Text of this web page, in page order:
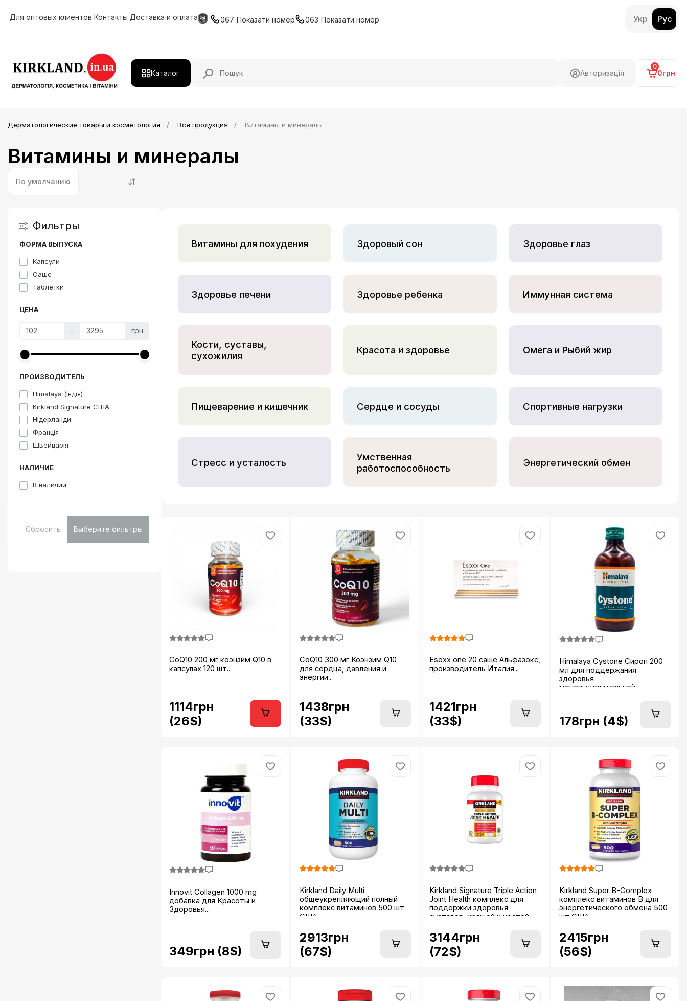
Для оптовых клиентов Контакты Доставка и оплата 067 Показати номер 063 Показати номер Укр Рус
Каталог Авторизація
0
0грн
Дерматологическая продукция
Витамины и минералы
Косметология
Профессиональная косметика
Здоровье и питание
ТОП товары
Акции
Вся продукция
Інформація
Виробники
Дерматологические товары и косметология Вся продукция Витамины и минералы
Витамины и минералы
По умолчанию
Фильтры
ФОРМА ВЫПУСКА
Капсули
Саше
Таблетки
ЦЕНА
- грн
ПРОИЗВОДИТЕЛЬ
Himalaya (Індія)
Kirkland Signature США
Нідерланди
Франція
Швейцарія
НАЛИЧИЕ
В наличии
Сбросить Выберите фильтры
Витамины для похудения Здоровый сон Здоровье глаз
Здоровье печени Здоровье ребенка Иммунная система
Кости, суставы,
сухожилия
Красота и здоровье Омега и Рыбий жир
Пищеварение и кишечник Сердце и сосуды Спортивные нагрузки
Стресс и усталость
Умственная
работоспособность
Энергетический обмен
CoQ10 200 мг коэнзим Q10 в
капсулах 120 шт...
1114грн
(26$)
CoQ10 300 мг Коэнзим Q10
для сердца, давления и
энергии...
1438грн
(33$)
Esoxx one 20 саше Альфазокс,
производитель Италия...
1421грн
(33$)
Himalaya Cystone Сироп 200
мл для поддержания
здоровья
мочевыделительной
178грн (4$)
Innovit Collagen 1000 mg
добавка для Красоты и
Здоровья...
349грн (8$)
Kirkland Daily Multi
общеукрепляющий полный
комплекс витаминов 500 шт
США...
2913грн
(67$)
Kirkland Signature Triple Action
Joint Health комплекс для
поддержки здоровья
суставов, хрящей и костей...
3144грн
(72$)
Kirkland Super B-Complex
комплекс витаминов B для
энергетического обмена 500
шт США...
2415грн
(56$)